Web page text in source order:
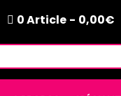
0 Article 0,00€